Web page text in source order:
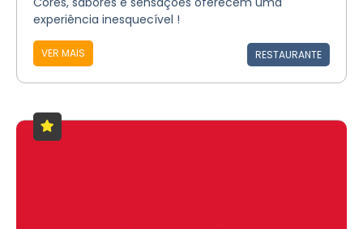
experiência inesquecível !
VER MAIS RESTAURANTE